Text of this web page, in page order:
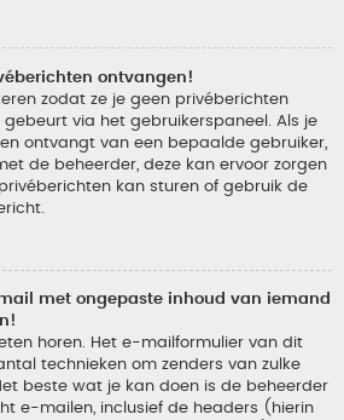
ontvangen!
zodat ze je geen privéberichten
gebeurt via het gebruikerspaneel. Als je
ontvangt van een bepaalde gebruiker,
de beheerder, deze kan ervoor zorgen
kan sturen of gebruik de
met ongepaste inhoud van iemand
horen. Het e-mailformulier van dit
technieken om zenders van zulke
beste wat je kan doen is de beheerder
e-mailen, inclusief de headers (hierin